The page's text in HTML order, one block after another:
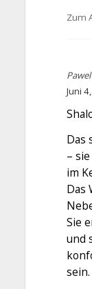
Zum
Pawel
Juni
Das
–
im
Das
Sie
und
sein.